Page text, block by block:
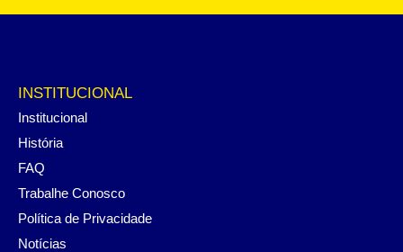
INSTITUCIONAL
Institucional
História
FAQ
Trabalhe Conosco
Política de Privacidade
Notícias